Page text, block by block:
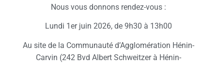
Nous vous donnons rendez-vous :
Lundi 1er juin 2026, de 9h30 à 13h00
Au site de la Communauté d’Agglomération Hénin-
Carvin (242 Bvd Albert Schweitzer à Hénin-